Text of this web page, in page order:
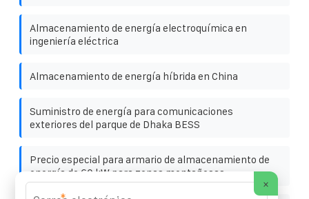
Almacenamiento de energía electroquímica en
ingeniería eléctrica
Almacenamiento de energía híbrida en China
Suministro de energía para comunicaciones
exteriores del parque de Dhaka BESS
Precio especial para armario de almacenamiento de
energía de 60 kW para zonas montañosas
×